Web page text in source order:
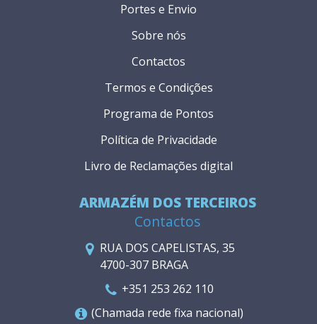
ARMAZÉM DOS TERCEIROS
Contactos
RUA DOS CAPELISTAS, 35
4700-307 BRAGA
+351 253 262 110
(Chamada rede fixa nacional)
Portes e Envio
Sobre nós
Contactos
Termos e Condições
Programa de Pontos
Política de Privacidade
Livro de Reclamações digital